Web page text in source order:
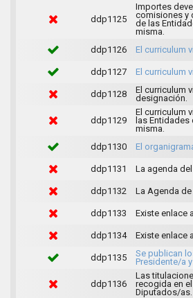
ddp1125
Importes
comisiones y
de las
misma.
ddp1126
El curriculum
ddp1127 El curriculum
ddp1128
El curriculum
designación.
ddp1129
El curriculum
las Entidades
misma.
ddp1130
El
ddp1131 La agenda
ddp1132 La Agenda
ddp1133 Existe enlace
ddp1134 Existe enlace
ddp1135
Se publican
Presidente/a
ddp1136
Las
recogida en
Diputados/as.